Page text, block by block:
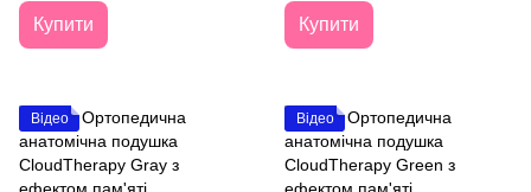
Купити Купити
Відео Відео